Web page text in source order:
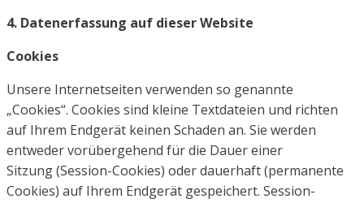
4. Datenerfassung auf dieser Website
Cookies
Unsere Internetseiten verwenden so genannte
„Cookies“. Cookies sind kleine Textdateien und richten
auf Ihrem Endgerät keinen Schaden an. Sie werden
entweder vorübergehend für die Dauer einer
Sitzung(Session-Cookies) oder dauerhaft (permanente
Cookies) auf Ihrem Endgerät gespeichert. Session-